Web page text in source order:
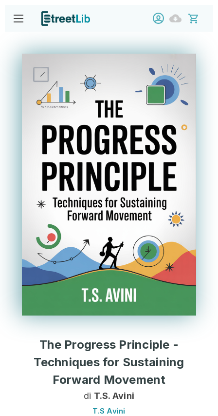
The Progress Principle -
Techniques for Sustaining
Forward Movement
di T.S. Avini
T.S Avini